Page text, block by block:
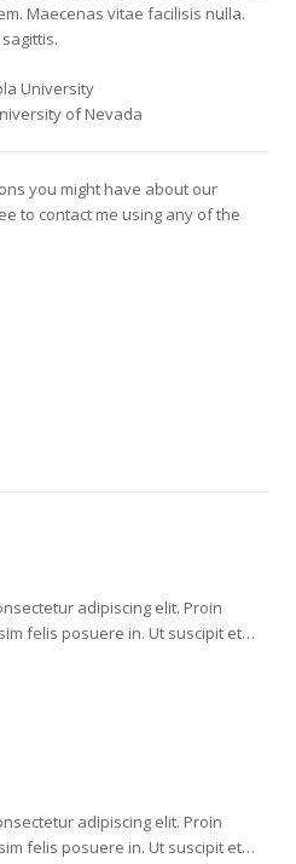
Maecenas vitae facilisis nulla.
University
of Nevada
you might have about our
to contact me using any of the
adipiscing elit. Proin
felis posuere in. Ut suscipit et…
adipiscing elit. Proin
felis posuere in. Ut suscipit et…